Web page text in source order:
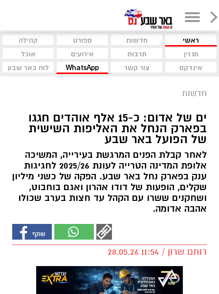
ראשי חדשות ספורט
קהילה
מגזין
תרבות אירועים
אוכל
אינדקס
צור קשר WhatsApp לוח באר שבע
חדשות
ים של אדום: כ-15 אלף אוהדים חגגו
בפארק הנחל את האליפות השישית
של הפועל באר שבע
לאחר קבלת הפנים המרגשת בעירייה, המשיכה
אלופת המדינה הטרייה לעונת 2025/26 לחגיגות
ענק בפארק נחל באר שבע. הפקה של כשני מיליון
שקלים, הופעות של דודו אהרון ואגם בוחבוט,
ושחקנים ששרו עם הקהל עד חצות בערב שכולו
אהבה אדומה.
רותם שרון / 11:54 28.05.26
הפועל באר שבע